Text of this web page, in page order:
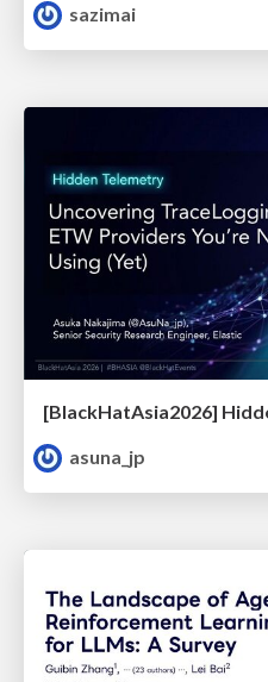
sazimai
asuna_jp